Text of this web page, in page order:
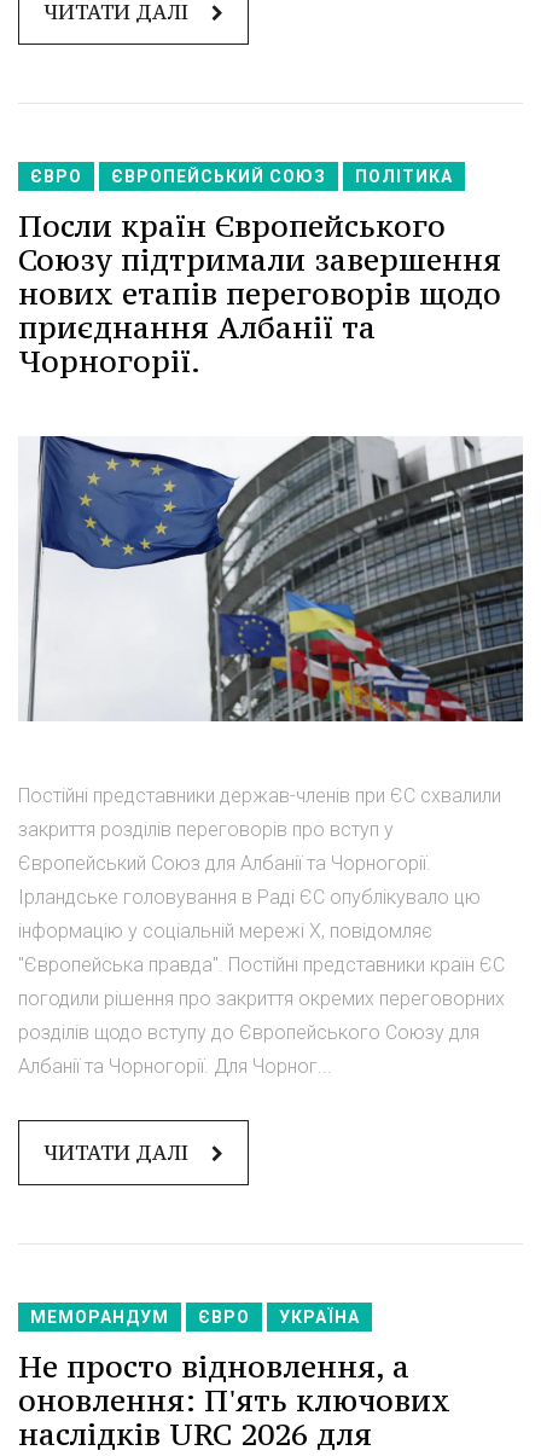
ЧИТАТИ ДАЛІ
ЄВРО ЄВРОПЕЙСЬКИЙ СОЮЗ ПОЛІТИКА
Посли країн Європейського
Союзу підтримали завершення
нових етапів переговорів щодо
приєднання Албанії та
Чорногорії.
Постійні представники держав-членів при ЄС схвалили
закриття розділів переговорів про вступ у
Європейський Союз для Албанії та Чорногорії.
Ірландське головування в Раді ЄС опублікувало цю
інформацію у соціальній мережі Х, повідомляє
"Європейська правда". Постійні представники країн ЄС
погодили рішення про закриття окремих переговорних
розділів щодо вступу до Європейського Союзу для
Албанії та Чорногорії. Для Чорног...
ЧИТАТИ ДАЛІ
МЕМОРАНДУМ ЄВРО УКРАЇНА
Не просто відновлення, а
оновлення: П'ять ключових
наслідків URC 2026 для